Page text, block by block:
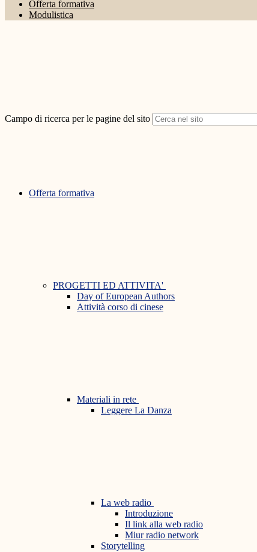
Offerta formativa
Modulistica
Campo di ricerca per le pagine del sito
Offerta formativa
PROGETTI ED ATTIVITA'
Day of European Authors
Attività corso di cinese
Materiali in rete
Leggere La Danza
La web radio
Introduzione
Il link alla web radio
Miur radio network
Storytelling